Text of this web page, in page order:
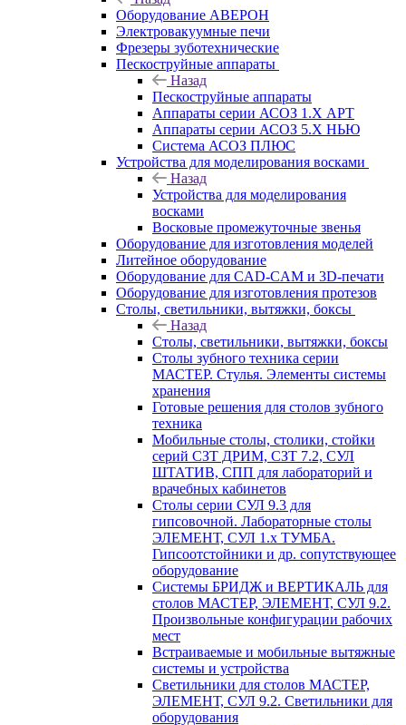
Оборудование АВЕРОН
Электровакуумные печи
Фрезеры зуботехнические
Пескоструйные аппараты
Назад
Пескоструйные аппараты
Аппараты серии АСОЗ 1.Х АРТ
Аппараты серии АСОЗ 5.Х НЬЮ
Система АСОЗ ПЛЮС
Устройства для моделирования восками
Назад
Устройства для моделирования
восками
Восковые промежуточные звенья
Оборудование для изготовления моделей
Литейное оборудование
Оборудование для CAD-CAM и 3D-печати
Оборудование для изготовления протезов
Cтолы, светильники, вытяжки, боксы
Назад
Cтолы, светильники, вытяжки, боксы
Столы зубного техника серии
МАСТЕР. Стулья. Элементы системы
хранения
Готовые решения для столов зубного
техника
Мобильные столы, столики, стойки
серий СЗТ ДРИМ, СЗТ 7.2, СУЛ
ШТАТИВ, СПП для лабораторий и
врачебных кабинетов
Столы серии СУЛ 9.3 для
гипсовочной. Лабораторные столы
ЭЛЕМЕНТ, СУЛ 1.х ТУМБА.
Гипсоотстойники и др. сопутствующее
оборудование
Системы БРИДЖ и ВЕРТИКАЛЬ для
столов МАСТЕР, ЭЛЕМЕНТ, СУЛ 9.2.
Произвольные конфигурации рабочих
мест
Встраиваемые и мобильные вытяжные
системы и устройства
Светильники для столов МАСТЕР,
ЭЛЕМЕНТ, СУЛ 9.2. Светильники для
оборудования